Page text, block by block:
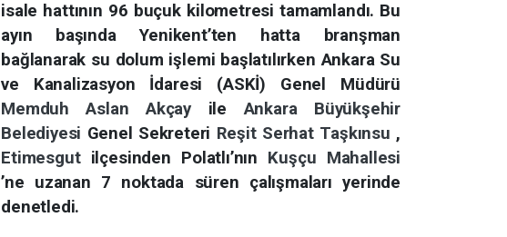
isale hattının 96 buçuk kilometresi tamamlandı. Bu
ayın başında Yenikent’ten hatta branşman
bağlanarak su dolum işlemi başlatılırken Ankara Su
ve Kanalizasyon İdaresi (ASKİ) Genel Müdürü
Memduh Aslan Akçay ileAnkara Büyükşehir
Belediyesi Genel Sekreteri Reşit Serhat Taşkınsu ,
Etimesgut ilçesinden Polatlı’nın Kuşçu Mahallesi
’ne uzanan 7 noktada süren çalışmaları yerinde
denetledi.